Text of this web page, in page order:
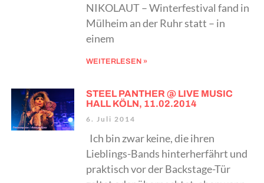
NIKOLAUT – Winterfestival fand in
Mülheim an der Ruhr statt – in
einem
WEITERLESEN »
STEEL PANTHER @ LIVE MUSIC
HALL KÖLN, 11.02.2014
6. Juli 2014
Ich bin zwar keine, die ihren
Lieblings-Bands hinterherfährt und
praktisch vor der Backstage-Tür